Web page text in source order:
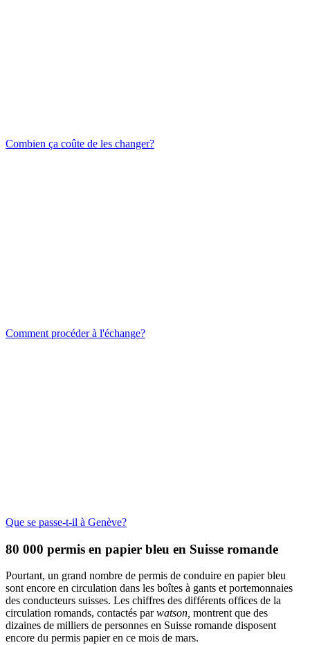
Combien ça coûte de les changer?
Comment procéder à l'échange?
Que se passe-t-il à Genève?
80 000 permis en papier bleu en Suisse romande
Pourtant, un grand nombre de permis de conduire en papier bleu
sont encore en circulation dans les boîtes à gants et portemonnaies
des conducteurs suisses. Les chiffres des différents offices de la
circulation romands, contactés parwatson, montrent que des
dizaines de milliers de personnes en Suisse romande disposent
encore du permis papier en ce mois de mars.